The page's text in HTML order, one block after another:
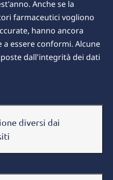
Anche se la
farmaceutici vogliono
hanno ancora
essere conformi. Alcune
dall'integrità dei dati
diversi dai